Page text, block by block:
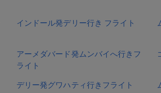
インドール発デリー行き フライト
アーメダバード発ムンバイへ行きフ
ライト
デリー発グワハティ行きフライト